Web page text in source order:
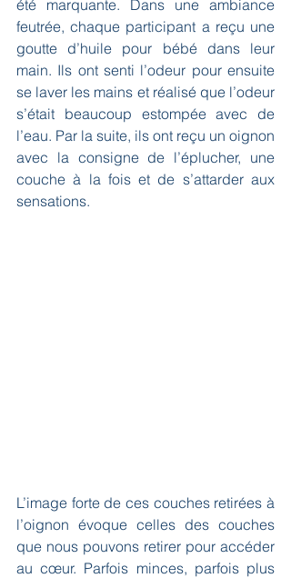
été marquante. Dans une ambiance
feutrée, chaque participant a reçu une
goutte d’huile pour bébé dans leur
main. Ils ont senti l’odeur pour ensuite
se laver les mains et réalisé que l’odeur
s’était beaucoup estompée avec de
l’eau. Par la suite, ils ont reçu un oignon
avec la consigne de l’éplucher, une
couche à la fois et de s’attarder aux
sensations.
L’image forte de ces couches retirées à
l’oignon évoque celles des couches
que nous pouvons retirer pour accéder
au cœur. Parfois minces, parfois plus